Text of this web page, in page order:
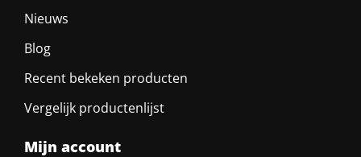
Nieuws
Blog
Recent bekeken producten
Vergelijk productenlijst
Mijn account